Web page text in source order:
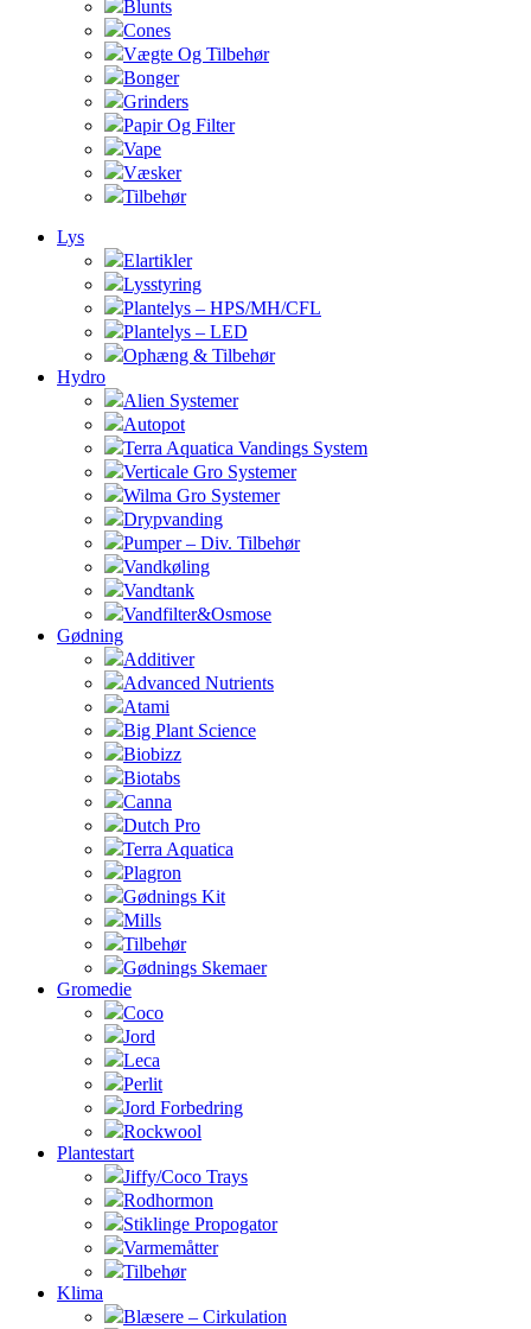
Blunts
Cones
Vægte Og Tilbehør
Bonger
Grinders
Papir Og Filter
Vape
Væsker
Tilbehør
Lys
Elartikler
Lysstyring
Plantelys – HPS/MH/CFL
Plantelys – LED
Ophæng & Tilbehør
Hydro
Alien Systemer
Autopot
Terra Aquatica Vandings System
Verticale Gro Systemer
Wilma Gro Systemer
Drypvanding
Pumper – Div. Tilbehør
Vandkøling
Vandtank
Vandfilter&Osmose
Gødning
Additiver
Advanced Nutrients
Atami
Big Plant Science
Biobizz
Biotabs
Canna
Dutch Pro
Terra Aquatica
Plagron
Gødnings Kit
Mills
Tilbehør
Gødnings Skemaer
Gromedie
Coco
Jord
Leca
Perlit
Jord Forbedring
Rockwool
Plantestart
Jiffy/Coco Trays
Rodhormon
Stiklinge Propogator
Varmemåtter
Tilbehør
Klima
Blæsere – Cirkulation